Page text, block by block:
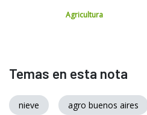
Agricultura
Temas en esta nota
nieve agro buenos aires